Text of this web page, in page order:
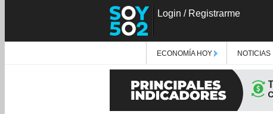
Login / Registrarme
ECONOMÍA HOY NOTICIAS